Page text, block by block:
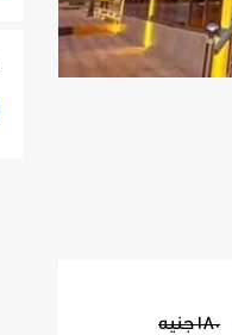
180 جنيه